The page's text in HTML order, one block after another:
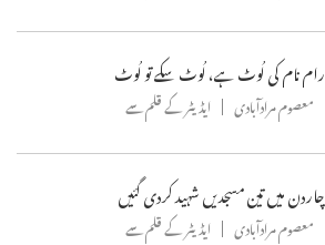
رام نام کی لُوٹ ہے، لُوٹ سکے تو لُوٹ
معصوم مرادآبادی ایڈیٹر کے قلم سے
چاردن میں تین مسجدیں شہید کردی گئیں
معصوم مرادآبادی ایڈیٹر کے قلم سے